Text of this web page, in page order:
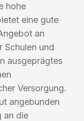
hohe
eine gute
an
Schulen und
ausgeprägtes
Versorgung.
angebunden
an die